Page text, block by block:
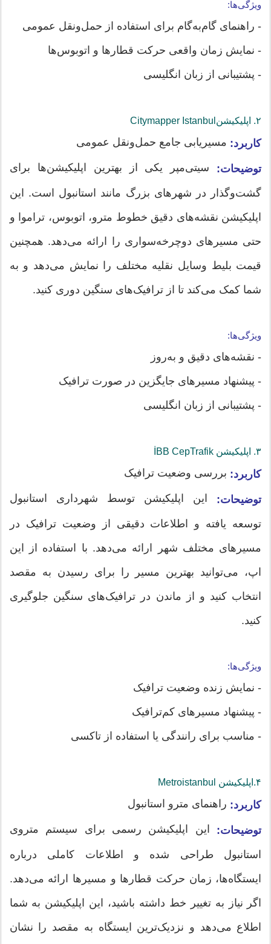
ویژگی‌ها:
- راهنمای گام‌به‌گام برای استفاده از حمل‌ونقل عمومی
- نمایش زمان واقعی حرکت قطارها و اتوبوس‌ها
- پشتیبانی از زبان انگلیسی
۲. اپلیکیشن‌Citymapper Istanbul
کاربرد: مسیریابی جامع حمل‌ونقل عمومی
توضیحات: سیتی‌مپر یکی از بهترین اپلیکیشن‌ها برای
گشت‌وگذار در شهرهای بزرگ مانند استانبول است. این
اپلیکیشن نقشه‌های دقیق خطوط مترو، اتوبوس، تراموا و
حتی مسیرهای دوچرخه‌سواری را ارائه می‌دهد. همچنین
قیمت بلیط وسایل نقلیه مختلف را نمایش می‌دهد و به
شما کمک می‌کند تا از ترافیک‌های سنگین دوری کنید.
ویژگی‌ها:
- نقشه‌های دقیق و به‌روز
- پیشنهاد مسیرهای جایگزین در صورت ترافیک
- پشتیبانی از زبان انگلیسی
۳. اپلیکیشن‌ İBB CepTrafik
کاربرد: بررسی وضعیت ترافیک
توضیحات: این اپلیکیشن توسط شهرداری استانبول
توسعه یافته و اطلاعات دقیقی از وضعیت ترافیک در
مسیرهای مختلف شهر ارائه می‌دهد. با استفاده از این
اپ، می‌توانید بهترین مسیر را برای رسیدن به مقصد
انتخاب کنید و از ماندن در ترافیک‌های سنگین جلوگیری
کنید.
ویژگی‌ها:
- نمایش زنده وضعیت ترافیک
- پیشنهاد مسیرهای کم‌ترافیک
- مناسب برای رانندگی یا استفاده از تاکسی
۴.اپلیکیشن‌ Metroistanbul
کاربرد: راهنمای مترو استانبول
توضیحات: این اپلیکیشن رسمی برای سیستم متروی
استانبول طراحی شده و اطلاعات کاملی درباره
ایستگاه‌ها، زمان حرکت قطارها و مسیرها ارائه می‌دهد.
اگر نیاز به تغییر خط داشته باشید، این اپلیکیشن به شما
اطلاع می‌دهد و نزدیک‌ترین ایستگاه به مقصد را نشان